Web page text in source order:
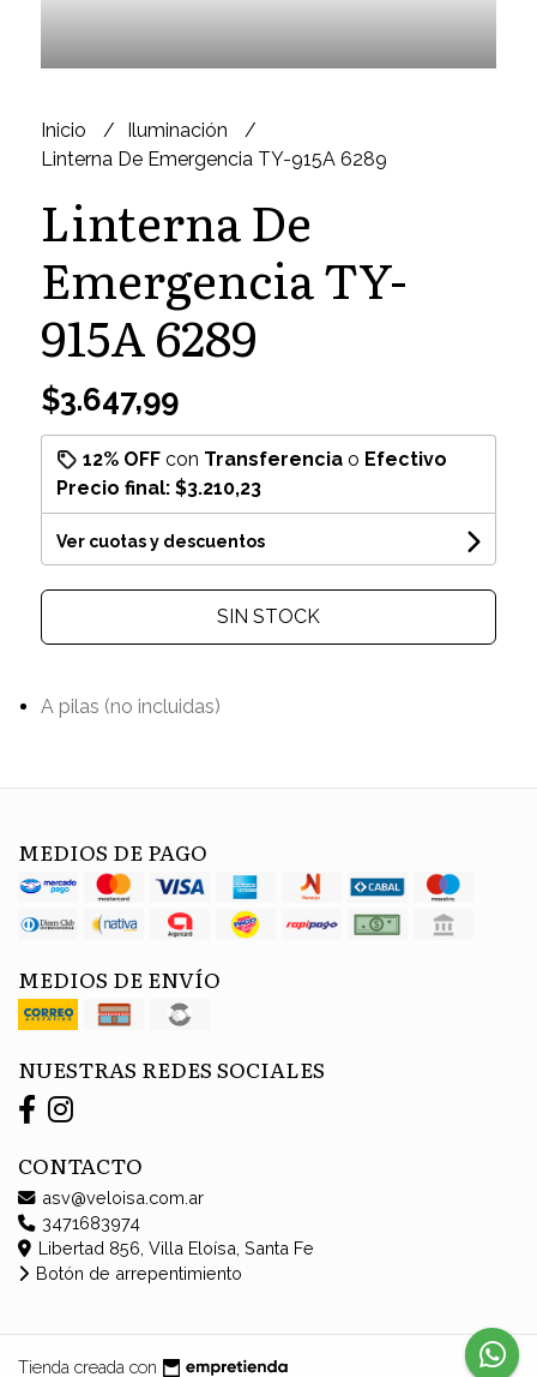
Inicio
Iluminación
Linterna De Emergencia TY-915A 6289
Linterna De
Emergencia TY-
915A 6289
$3.647,99
12% OFFcon Transferenciao Efectivo
Precio final: $3.210,23
Ver cuotas y descuentos
SIN STOCK
A pilas (no incluidas)
MEDIOS DE PAGO
MEDIOS DE ENVÍO
NUESTRAS REDES SOCIALES
CONTACTO
asv@veloisa.com.ar
3471683974
Libertad 856, Villa Eloísa, Santa Fe
Botón de arrepentimiento
Tienda creada con